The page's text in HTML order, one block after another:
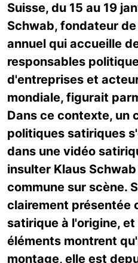
Suisse, du 15 au 19
Schwab, fondateur
annuel qui accueille
responsables
d'entreprises et
mondiale, figurait
Dans ce contexte, un
politiques satiriques
dans une vidéo
insulter Klaus
commune sur scène.
clairement présentée
satirique à l'origine,
éléments montrent
montage, elle est